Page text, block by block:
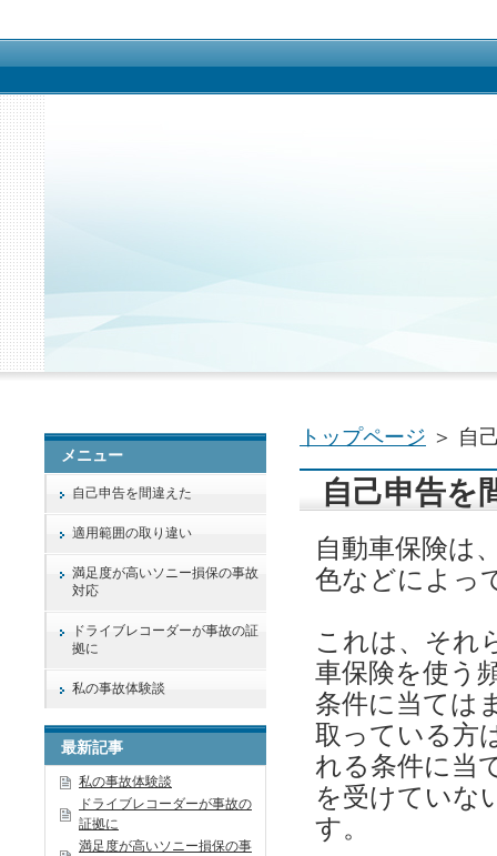
トップページ ＞ 自
自己申告を
自動車保険は
色などによっ
これは、それ
車保険を使う
条件に当ては
取っている方
れる条件に当
を受けていな
す。
メニュー
自己申告を間違えた
適用範囲の取り違い
満足度が高いソニー損保の事故
対応
ドライブレコーダーが事故の証
拠に
私の事故体験談
最新記事
私の事故体験談
ドライブレコーダーが事故の
証拠に
満足度が高いソニー損保の事